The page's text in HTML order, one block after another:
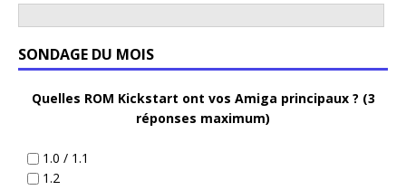
SONDAGE DU MOIS
Quelles ROM Kickstart ont vos Amiga principaux ? (3
réponses maximum)
1.0 / 1.1
1.2